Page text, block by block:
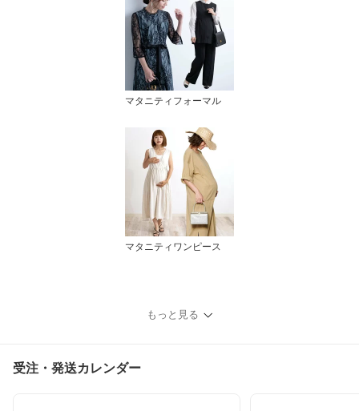
マタニティフォーマル
マタニティワンピース
もっと見る
受注・発送カレンダー